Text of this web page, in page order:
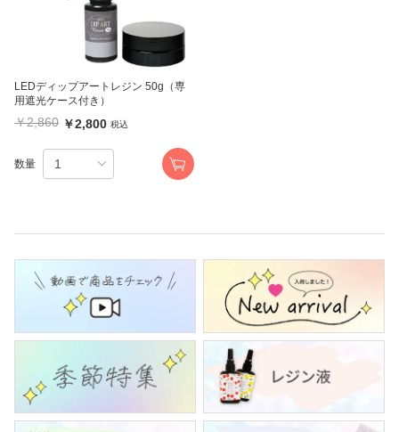
LEDディップアートレジン 50g（専
用遮光ケース付き）
￥2,860 ￥2,800 税込
数量